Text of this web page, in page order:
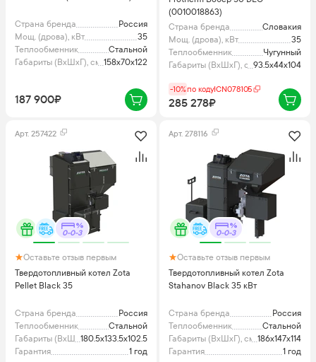
Страна бренда
Россия
Мощ. (дрова), кВт
35
Теплообменник
Стальной
Габариты (ВхШхГ), см 158x70x122
187 900₽
(0010018863)
Страна бренда
Словакия
Мощ. (дрова), кВт
35
Теплообменник
Чугунный
Габариты (ВхШхГ), см93.5x44x104
-10%по кодуICN078105
285 278₽
Арт. 257422
0-0-3
Оставьте отзыв первым
Твердотопливный котел Zota
Pellet Black 35
Страна бренда
Россия
Теплообменник
Стальной
Габариты (ВхШхГ), см180.5x133.5x102.5
Гарантия
1 год
Арт. 278116
0-0-3
Оставьте отзыв первым
Твердотопливный котел Zota
Stahanov Black 35 кВт
Страна бренда
Россия
Теплообменник
Стальной
Габариты (ВхШхГ), см 186x147x114
Гарантия
1 год